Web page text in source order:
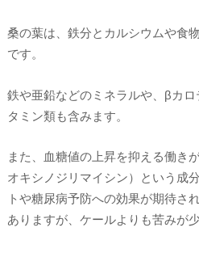
桑の葉は、鉄分とカルシウムや食
です。
鉄や亜鉛などのミネラルや、βカ
タミン類も含みます。
また、血糖値の上昇を抑える働き
オキシノジリマイシン）という成
トや糖尿病予防への効果が期待さ
ありますが、ケールよりも苦みが少